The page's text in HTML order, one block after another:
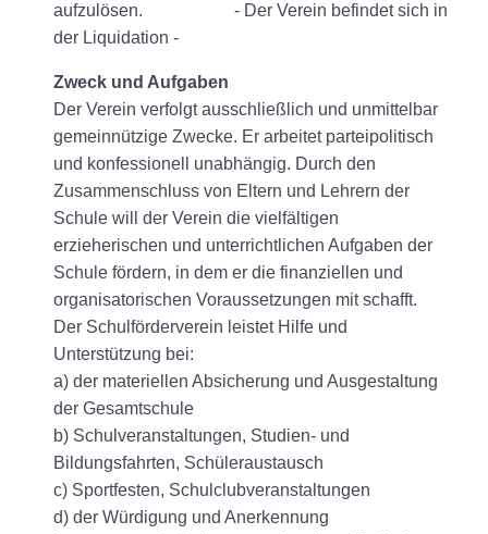
aufzulösen. - Der Verein befindet sich in
der Liquidation -
Zweck und Aufgaben
Der Verein verfolgt ausschließlich und unmittelbar
gemeinnützige Zwecke. Er arbeitet parteipolitisch
und konfessionell unabhängig. Durch den
Zusammenschluss von Eltern und Lehrern der
Schule will der Verein die vielfältigen
erzieherischen und unterrichtlichen Aufgaben der
Schule fördern, in dem er die finanziellen und
organisatorischen Voraussetzungen mit schafft.
Der Schulförderverein leistet Hilfe und
Unterstützung bei:
a) der materiellen Absicherung und Ausgestaltung
der Gesamtschule
b) Schulveranstaltungen, Studien- und
Bildungsfahrten, Schüleraustausch
c) Sportfesten, Schulclubveranstaltungen
d) der Würdigung und Anerkennung